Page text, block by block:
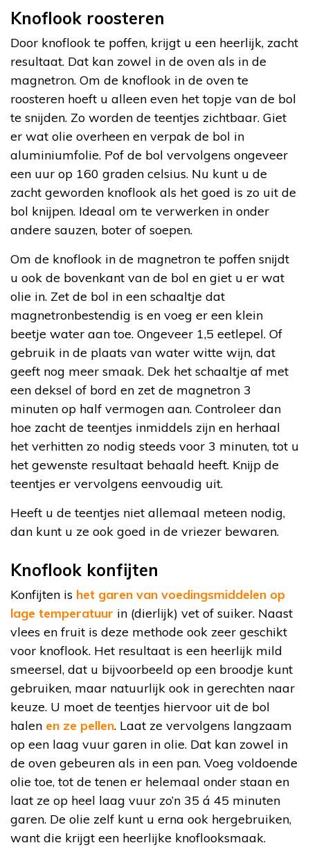
Knoflook roosteren
Door knoflook te poffen, krijgt u een heerlijk, zacht
resultaat. Dat kan zowel in de oven als in de
magnetron. Om de knoflook in de oven te
roosteren hoeft u alleen even het topje van de bol
te snijden. Zo worden de teentjes zichtbaar. Giet
er wat olie overheen en verpak de bol in
aluminiumfolie. Pof de bol vervolgens ongeveer
een uur op 160 graden celsius. Nu kunt u de
zacht geworden knoflook als het goed is zo uit de
bol knijpen. Ideaal om te verwerken in onder
andere sauzen, boter of soepen.
Om de knoflook in de magnetron te poffen snijdt
u ook de bovenkant van de bol en giet u er wat
olie in. Zet de bol in een schaaltje dat
magnetronbestendig is en voeg er een klein
beetje water aan toe. Ongeveer 1,5 eetlepel. Of
gebruik in de plaats van water witte wijn, dat
geeft nog meer smaak. Dek het schaaltje af met
een deksel of bord en zet de magnetron 3
minuten op half vermogen aan. Controleer dan
hoe zacht de teentjes inmiddels zijn en herhaal
het verhitten zo nodig steeds voor 3 minuten, tot u
het gewenste resultaat behaald heeft. Knijp de
teentjes er vervolgens eenvoudig uit.
Heeft u de teentjes niet allemaal meteen nodig,
dan kunt u ze ook goed in de vriezer bewaren.
Knoflook konfijten
Konfijten is het garen van voedingsmiddelen op
lage temperatuur in (dierlijk) vet of suiker. Naast
vlees en fruit is deze methode ook zeer geschikt
voor knoflook. Het resultaat is een heerlijk mild
smeersel, dat u bijvoorbeeld op een broodje kunt
gebruiken, maar natuurlijk ook in gerechten naar
keuze. U moet de teentjes hiervoor uit de bol
halen en ze pellen. Laat ze vervolgens langzaam
op een laag vuur garen in olie. Dat kan zowel in
de oven gebeuren als in een pan. Voeg voldoende
olie toe, tot de tenen er helemaal onder staan en
laat ze op heel laag vuur zo’n 35 á 45 minuten
garen. De olie zelf kunt u erna ook hergebruiken,
want die krijgt een heerlijke knoflooksmaak.